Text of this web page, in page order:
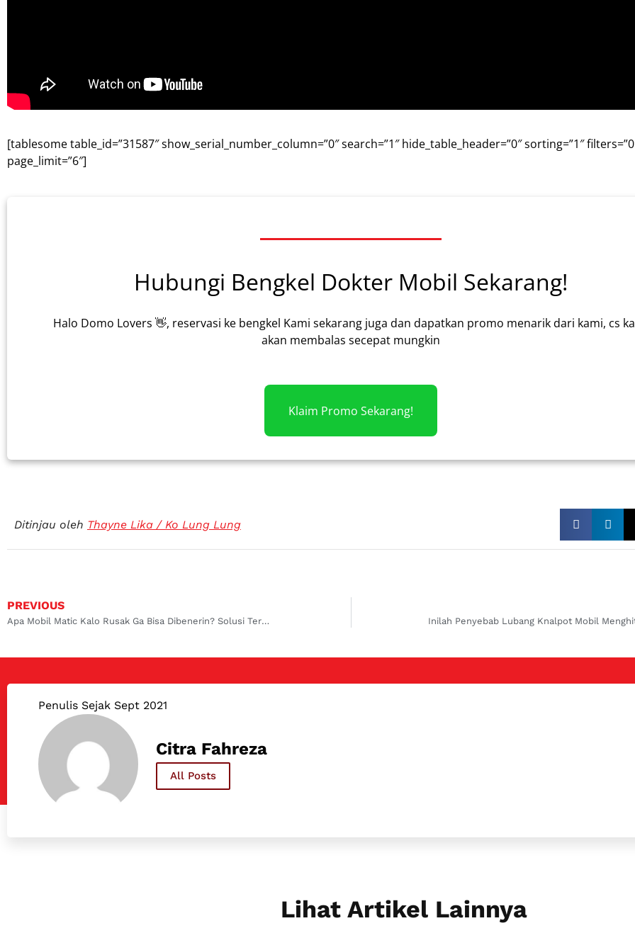
[tablesome table_id=”31587″ show_serial_number_column=”0″ search=”1″ hide_table_header=”0″ sorting=”1″
page_limit=”6″]
Hubungi Bengkel Dokter Mobil Sekarang!
Halo Domo Lovers 👋, reservasi ke bengkel Kami sekarang juga dan dapatkan promo menarik dari kami, cs
akan membalas secepat mungkin
Klaim Promo Sekarang!
Ditinjau oleh Thayne Lika / Ko Lung Lung
PREVIOUS
Apa Mobil Matic Kalo Rusak Ga Bisa Dibenerin? Solusi Terbaik
Penulis Sejak Sept 2021
Citra Fahreza
All Posts
Lihat Artikel Lainnya